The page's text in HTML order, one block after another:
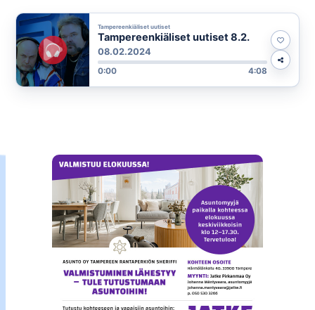
Tampereenkiäliset uutiset
Tampereenkiäliset uutiset 8.2.
08.02.2024
0:00 4:08